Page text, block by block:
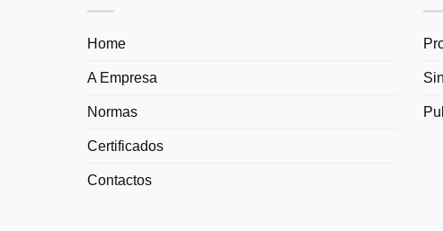
Home
A Empresa
Normas
Certificados
Contactos